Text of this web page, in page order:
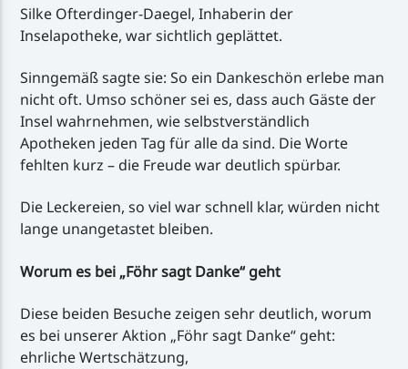
Silke Ofterdinger-Daegel, Inhaberin der
Inselapotheke, war sichtlich geplättet.
Sinngemäß sagte sie: So ein Dankeschön erlebe man
nicht oft. Umso schöner sei es, dass auch Gäste der
Insel wahrnehmen, wie selbstverständlich
Apotheken jeden Tag für alle da sind. Die Worte
fehlten kurz – die Freude war deutlich spürbar.
Die Leckereien, so viel war schnell klar, würden nicht
lange unangetastet bleiben.
Worum es bei „Föhr sagt Danke“ geht
Diese beiden Besuche zeigen sehr deutlich, worum
es bei unserer Aktion „Föhr sagt Danke“ geht:
ehrliche Wertschätzung,